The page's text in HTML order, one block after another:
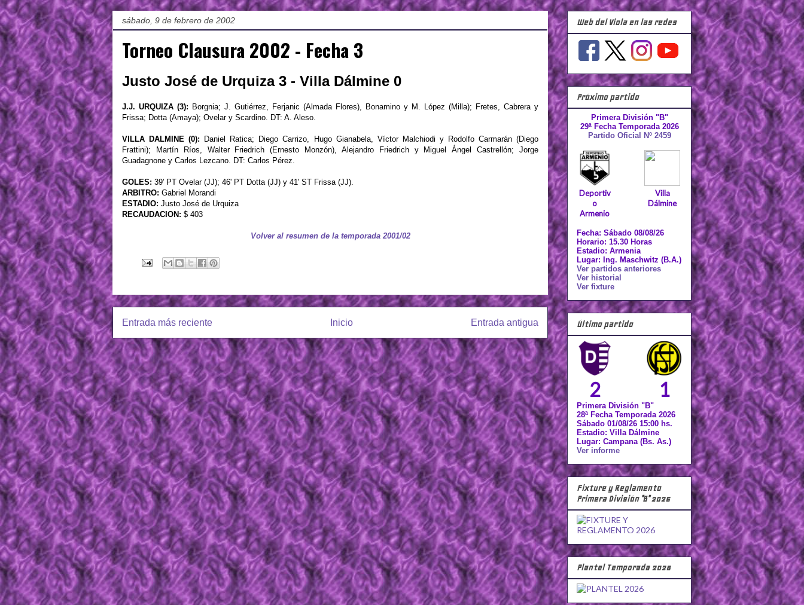
sábado, 9 de febrero de 2002
Torneo Clausura 2002 - Fecha 3
Justo José de Urquiza 3 - Villa Dálmine 0
J.J. URQUIZA (3): Borgnia; J. Gutiérrez, Ferjanic (Almada Flores), Bonamino y M. López (Milla); Fretes, Cabrera y
Frissa; Dotta (Amaya); Ovelar y Scardino. DT: A. Aleso.
VILLA DALMINE (0): Daniel Ratica; Diego Carrizo, Hugo Gianabela, Víctor Malchiodi y Rodolfo Carmarán (Diego
Frattini); Martín Ríos, Walter Friedrich (Ernesto Monzón), Alejandro Friedrich y Miguel Ángel Castrellón; Jorge
Guadagnone y Carlos Lezcano. DT: Carlos Pérez.
GOLES: 39' PT Ovelar (JJ); 46' PT Dotta (JJ) y 41' ST Frissa (JJ).
ARBITRO: Gabriel Morandi
ESTADIO: Justo José de Urquiza
RECAUDACION: $ 403
Volver al resumen de la temporada 2001/02
Entrada más reciente Entrada antigua
Inicio
Web del Viola en las redes
Próximo partido
Primera División "B"
29ª Fecha Temporada 2026
Partido Oficial Nº 2459
Deportiv
o
Armenio
Villa
Dálmine
Fecha: Sábado 08/08/26
Horario: 15.30 Horas
Estadio: Armenia
Lugar: Ing. Maschwitz (B.A.)
Ver partidos anteriores
Ver historial
Ver fixture
Último partido
2 1
Primera División "B"
28ª Fecha Temporada 2026
Sábado 01/08/26 15:00 hs.
Estadio: Villa Dálmine
Lugar: Campana (Bs. As.)
Ver informe
Fixture y Reglamento
Primera División "B" 2026
Plantel Temporada 2026